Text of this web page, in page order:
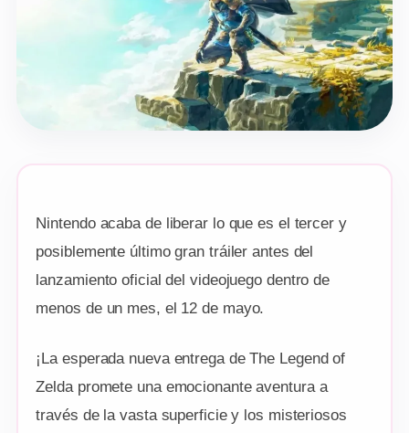
Nintendo acaba de liberar lo que es el tercer y
posiblemente último gran tráiler antes del
lanzamiento oficial del videojuego dentro de
menos de un mes, el 12 de mayo.
¡La esperada nueva entrega de The Legend of
Zelda promete una emocionante aventura a
través de la vasta superficie y los misteriosos